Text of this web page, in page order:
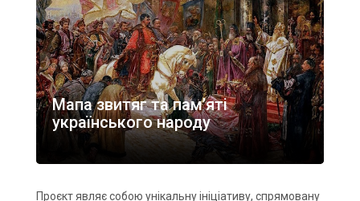
Мапа звитяг та пам’яті
українського народу
Проєкт являє собою унікальну ініціативу, спрямовану